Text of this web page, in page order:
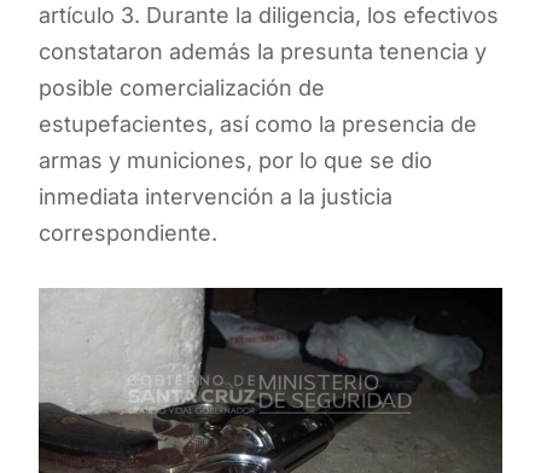
artículo 3. Durante la diligencia, los efectivos
constataron además la presunta tenencia y
posible comercialización de
estupefacientes, así como la presencia de
armas y municiones, por lo que se dio
inmediata intervención a la justicia
correspondiente.